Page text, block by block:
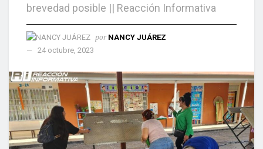
brevedad posible || Reacción Informativa
por NANCY JUÁREZ
24 octubre, 2023